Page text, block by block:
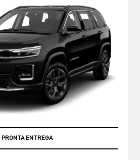
PRONTA ENTREGA